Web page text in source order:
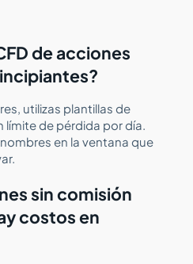
de acciones
utilizas plantillas de
límite de pérdida por día.
en la ventana que
sin comisión
costos en